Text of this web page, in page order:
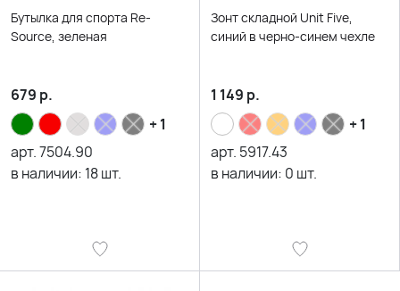
Бутылка для спорта Re-
Source, зеленая
679 р.
+ 1
арт.7504.90
в наличии: 18шт.
Зонт складной Unit Five,
синий в черно-синем чехле
1 149 р.
+ 1
арт. 5917.43
в наличии: 0 шт.